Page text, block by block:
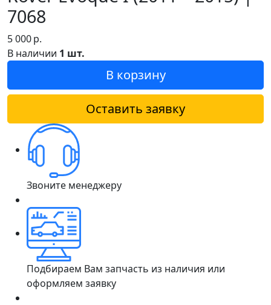
7068
5 000р.
В наличии 1 шт.
В корзину
Оставить заявку
Звоните менеджеру
Подбираем Вам запчасть из наличия или
оформляем заявку